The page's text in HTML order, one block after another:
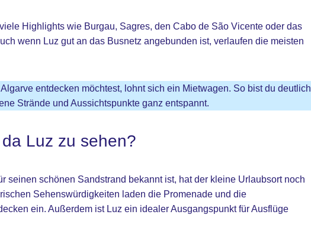
Highlights wie Burgau, Sagres, den Cabo de São Vicente oder das
wenn Luz gut an das Busnetz angebunden ist, verlaufen die meisten
entdecken möchtest, lohnt sich ein Mietwagen. So bist du deutlich
Strände und Aussichtspunkte ganz entspannt.
Luz zu sehen?
seinen schönen Sandstrand bekannt ist, hat der kleine Urlaubsort noch
Sehenswürdigkeiten laden die Promenade und die
ein. Außerdem ist Luz ein idealer Ausgangspunkt für Ausflüge